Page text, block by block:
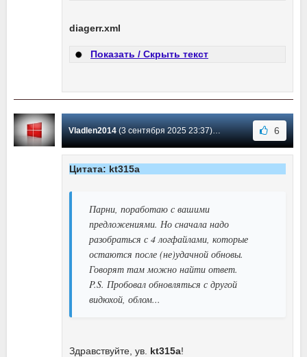
diagerr.xml
Показать / Скрыть текст
Vladlen2014(3 сентября 2025 23:37) Сообщение #10969 6
Цитата: kt315a
Парни, поработаю с вашими
предложениями. Но сначала надо
разобраться с 4 логфайлами, которые
остаются после (не)удачной обновы.
Говорят там можно найти ответ.
P.S. Пробовал обновляться с другой
видюхой, облом...
Здравствуйте, ув. kt315a!